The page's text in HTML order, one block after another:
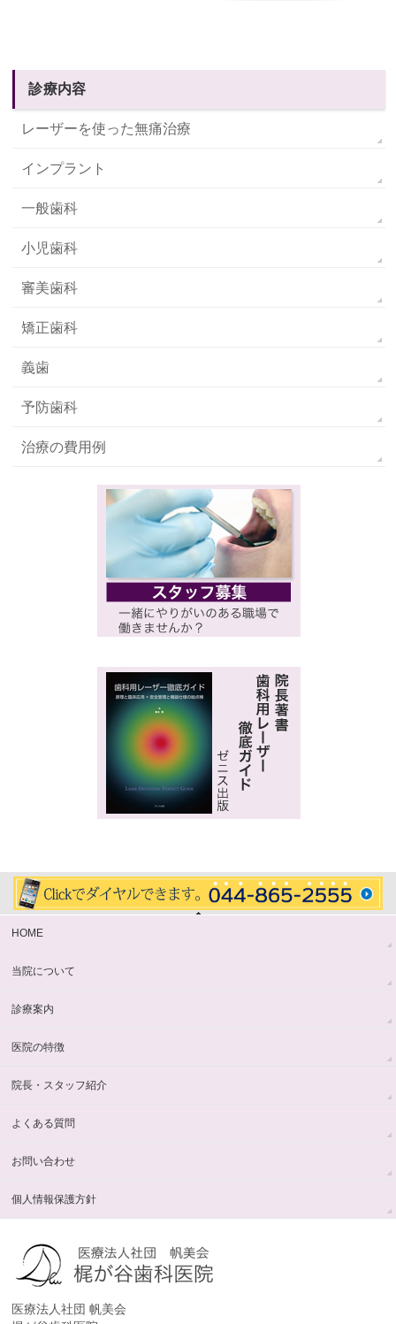
診療内容
レーザーを使った無痛治療
インプラント
一般歯科
小児歯科
審美歯科
矯正歯科
義歯
予防歯科
治療の費用例
HOME
当院について
診療案内
医院の特徴
院長・スタッフ紹介
よくある質問
お問い合わせ
個人情報保護方針
医療法人社団 帆美会